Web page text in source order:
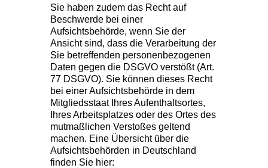
Sie haben zudem das Recht auf
Beschwerde bei einer
Aufsichtsbehörde, wenn Sie der
Ansicht sind, dass die Verarbeitung der
Sie betreffenden personenbezogenen
Daten gegen die DSGVO verstößt (Art.
77 DSGVO). Sie können dieses Recht
bei einer Aufsichtsbehörde in dem
Mitgliedsstaat Ihres Aufenthaltsortes,
Ihres Arbeitsplatzes oder des Ortes des
mutmaßlichen Verstoßes geltend
machen. Eine Übersicht über die
Aufsichtsbehörden in Deutschland
finden Sie hier: